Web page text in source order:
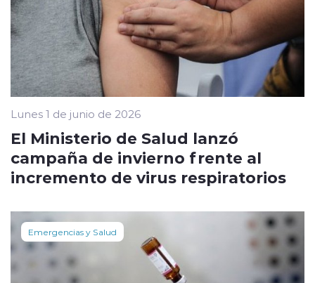
Lunes 1 de junio de 2026
El Ministerio de Salud lanzó
campaña de invierno frente al
incremento de virus respiratorios
Emergencias y Salud